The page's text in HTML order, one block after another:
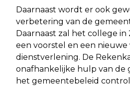
Daarnaast wordt er ook
verbetering van de
Daarnaast zal het college
een voorstel en een nieuwe
dienstverlening. De
onafhankelijke hulp van de
het gemeentebeleid